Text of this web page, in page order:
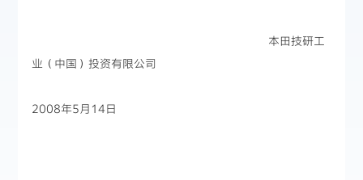
本田技研工
业（中国）投资有限公司
2008年5月14日